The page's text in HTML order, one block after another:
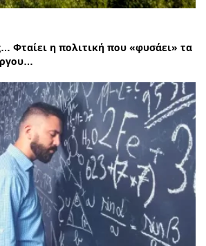
Φταίει η πολιτική που «φυσάει» τα